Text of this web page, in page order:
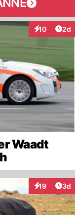
10
Interaktionen
2d
Waadt
19
Interaktionen
3d